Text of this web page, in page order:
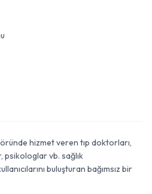
hizmet veren tıp doktorları,
vb. sağlık
buluşturan bağımsız bir